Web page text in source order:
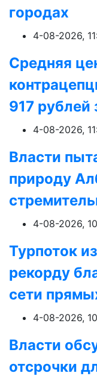
городах
4-08-2026,
Средняя
917 рублей
4-08-2026,
Власти
природу
4-08-2026,
Турпоток
рекорду
сети
4-08-2026,
Власти
отсрочки